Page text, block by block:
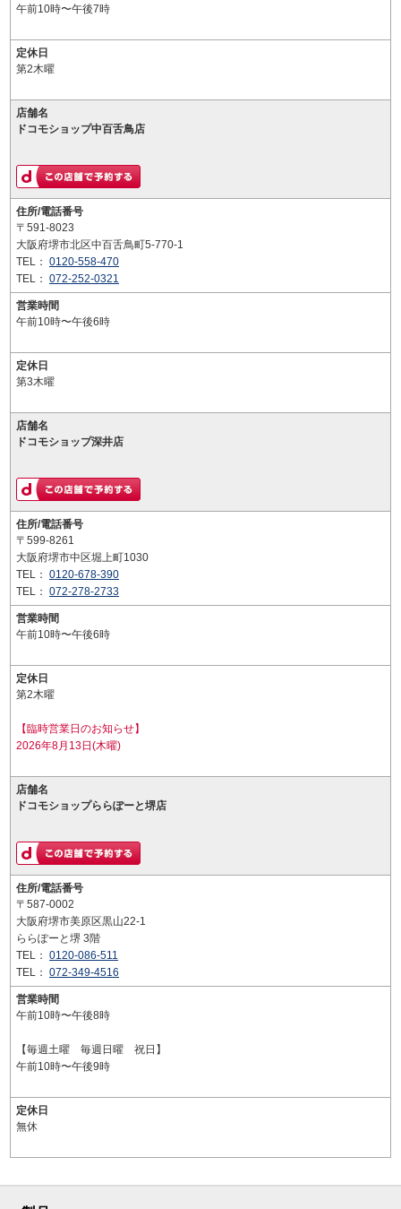
午前10時〜午後7時
定休日
第2木曜
店舗名
ドコモショップ中百舌鳥店
住所/電話番号
〒591-8023
大阪府堺市北区中百舌鳥町5-770-1
TEL： 0120-558-470
TEL： 072-252-0321
営業時間
午前10時〜午後6時
定休日
第3木曜
店舗名
ドコモショップ深井店
住所/電話番号
〒599-8261
大阪府堺市中区堀上町1030
TEL： 0120-678-390
TEL： 072-278-2733
営業時間
午前10時〜午後6時
定休日
第2木曜
【臨時営業日のお知らせ】
2026年8月13日(木曜)
店舗名
ドコモショップららぽーと堺店
住所/電話番号
〒587-0002
大阪府堺市美原区黒山22-1
ららぽーと堺 3階
TEL： 0120-086-511
TEL： 072-349-4516
営業時間
午前10時〜午後8時
【毎週土曜 毎週日曜 祝日】
午前10時〜午後9時
定休日
無休